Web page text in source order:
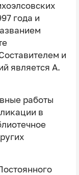
года и
и
является А.
работы
в